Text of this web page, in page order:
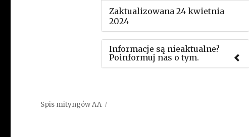
Zaktualizowana 24 kwietnia
2024
Informacje są nieaktualne?
Poinformuj nas o tym.
Spis mityngów AA